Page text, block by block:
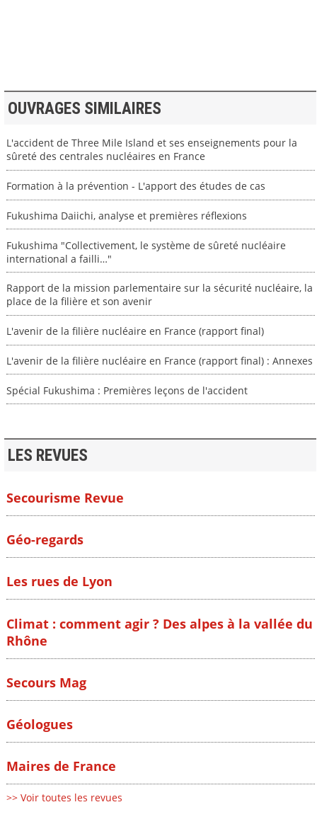
OUVRAGES SIMILAIRES
L'accident de Three Mile Island et ses enseignements pour la
sûreté des centrales nucléaires en France
Formation à la prévention - L'apport des études de cas
Fukushima Daiichi, analyse et premières réflexions
Fukushima "Collectivement, le système de sûreté nucléaire
international a failli…"
Rapport de la mission parlementaire sur la sécurité nucléaire, la
place de la filière et son avenir
L'avenir de la filière nucléaire en France (rapport final)
L'avenir de la filière nucléaire en France (rapport final) : Annexes
Spécial Fukushima : Premières leçons de l'accident
LES REVUES
Secourisme Revue
Géo-regards
Les rues de Lyon
Climat : comment agir ? Des alpes à la vallée du
Rhône
Secours Mag
Géologues
Maires de France
>> Voir toutes les revues